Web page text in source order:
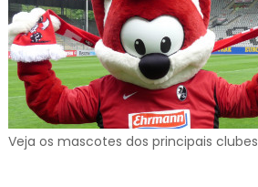
Veja os mascotes dos principais